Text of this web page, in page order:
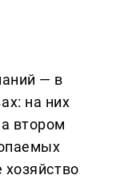
— в
на них
втором
хозяйство